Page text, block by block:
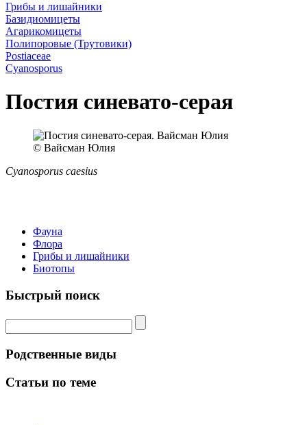
Грибы и лишайники
Базидиомицеты
Агарикомицеты
Полипоровые (Трутовики)
Postiaceae
Cyanosporus
Постия синевато-серая
© Вайсман Юлия
Cyanosporus caesius
Фауна
Флора
Грибы и лишайники
Биотопы
Быстрый поиск
Родственные виды
Статьи по теме